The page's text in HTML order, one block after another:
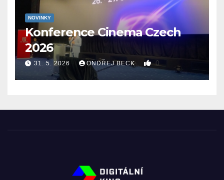
NOVINKY
Konference Cinema Czech
2026
31. 5. 2026 ONDŘEJ BECK 0